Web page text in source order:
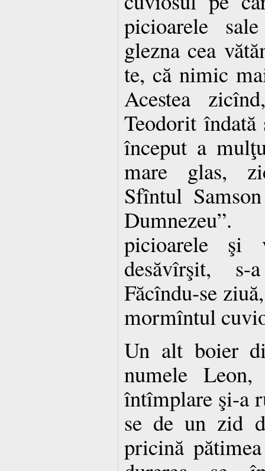
picioarele
glezna cea
te, că nimic
Acestea
Teodorit îndată
început a
mare glas,
Sfîntul
picioarele şi
desăvîrşit,
Făcîndu-se
mormîntul
Un alt boier
numele
întîmplare şi-a
se de un zid
pricină